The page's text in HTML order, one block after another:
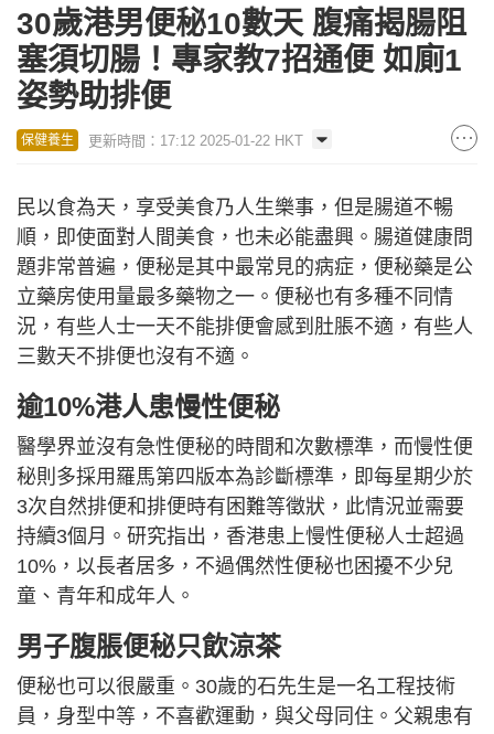
30歲港男便秘10數天 腹痛揭腸阻
塞須切腸！專家教7招通便 如廁1
姿勢助排便
保健養生 更新時間：17:12 2025-01-22 HKT
民以食為天，享受美食乃人生樂事，但是腸道不暢
順，即使面對人間美食，也未必能盡興。腸道健康問
題非常普遍，便秘是其中最常見的病症，便秘藥是公
立藥房使用量最多藥物之一。便秘也有多種不同情
況，有些人士一天不能排便會感到肚脹不適，有些人
三數天不排便也沒有不適。
逾10%港人患慢性便秘
醫學界並沒有急性便秘的時間和次數標準，而慢性便
秘則多採用羅馬第四版本為診斷標準，即每星期少於
3次自然排便和排便時有困難等徵狀，此情況並需要
持續3個月。研究指出，香港患上慢性便秘人士超過
10%，以長者居多，不過偶然性便秘也困擾不少兒
童、青年和成年人。
男子腹脹便秘只飲涼茶
便秘也可以很嚴重。30歲的石先生是一名工程技術
員，身型中等，不喜歡運動，與父母同住。父親患有